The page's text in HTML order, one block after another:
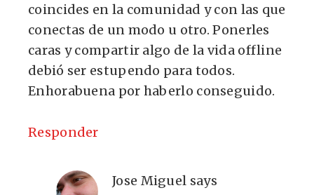
coincides en la comunidad y con las que
conectas de un modo u otro. Ponerles
caras y compartir algo de la vida offline
debió ser estupendo para todos.
Enhorabuena por haberlo conseguido.
Responder
Jose Miguel says